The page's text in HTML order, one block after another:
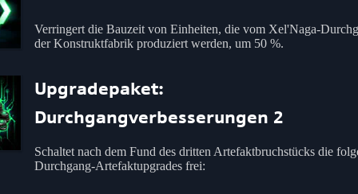
Verringert die Bauzeit von Einheiten, die vom Xel'Naga-
der Konstruktfabrik produziert werden, um 50 %.
Upgradepaket:
Durchgangverbesserungen 2
Schaltet nach dem Fund des dritten Artefaktbruchstücks die
Durchgang-Artefaktupgrades frei: